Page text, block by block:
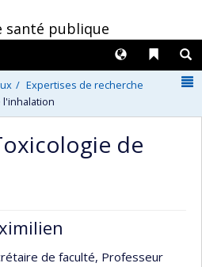
santé publique
Liens
Langues
Expertises de recherche
l'inhalation
de
de faculté, Professeur